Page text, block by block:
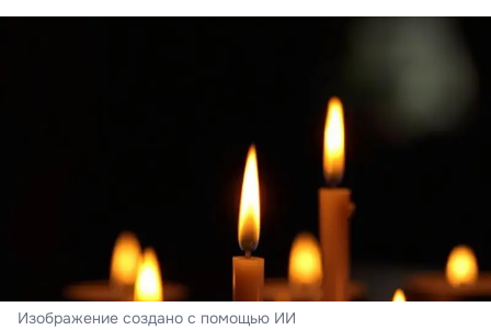
Изображение создано с помощью ИИ